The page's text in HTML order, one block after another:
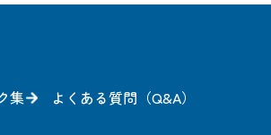
集 よくある質問（Q&A）